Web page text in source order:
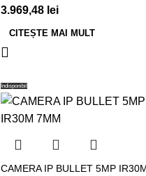
3.969,48 lei
CITEȘTE MAI MULT
Indisponibil
CAMERA IP BULLET 5MP